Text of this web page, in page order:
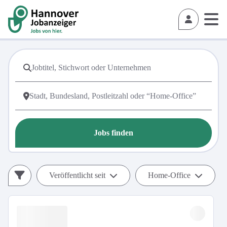
Jobs finden
Veröffentlicht seit Home-Office